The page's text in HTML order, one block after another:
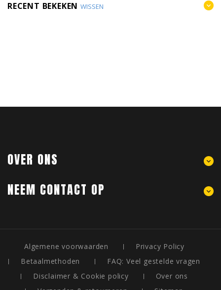
RECENT BEKEKEN WISSEN
OVER ONS
NEEM CONTACT OP
Algemene voorwaarden
Privacy Policy
Betaalmethoden
FAQ: Veel gestelde vragen
Disclaimer & Cookie policy
Over ons